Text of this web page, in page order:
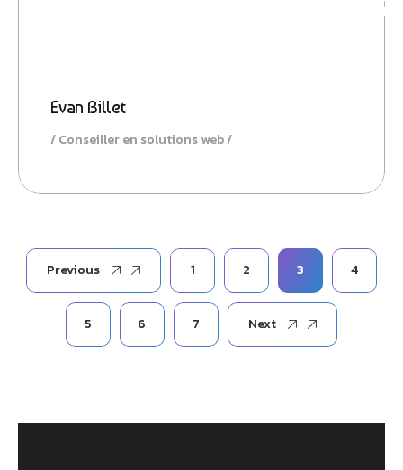
Evan Billet
Conseiller en solutions web
Previous 1 2 3 4
5 6 7 Next